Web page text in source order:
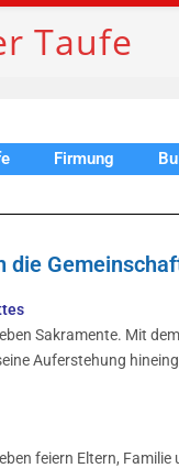
Taufe
Firmung
die
Sakramente. Mit
Auferstehung
feiern Eltern,